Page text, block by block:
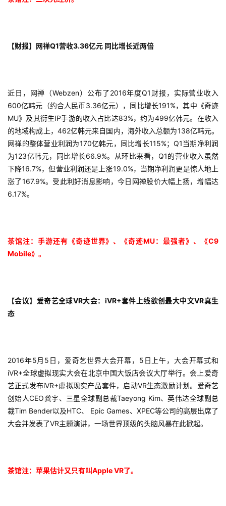
首
游
茶
原
创
界
戏
游
戏
休
闲
游
0
【财报】网禅Q1营收3.36亿元 同比增长近两倍
近日，网禅（Webzen）公布了2016年度Q1财报，实际营业收入
600亿韩元（约合人民币3.36亿元），同比增长191%，其中《奇迹
MU》及其衍生IP手游的收入占比达83%，约为499亿韩元。在收入
的地域构成上，462亿韩元来自国内，海外收入总额为138亿韩元。
网禅的整体营业利润为170亿韩元，同比增长115%；Q1当期净利润
为123亿韩元，同比增长66.9%。从环比来看，Q1的营业收入虽然
下降16.7%，但营业利润还是上涨19.0%，当期净利润更是惊人地上
涨了167.9%。受此利好消息影响，今日网禅股价大幅上扬，增幅达
6.17%。
茶馆注：手游还有《奇迹世界》、《奇迹MU：最强者》、《C9
Mobile》。
【会议】爱奇艺全球VR大会：iVR+套件上线欲创最大中文VR真生
态
2016年5月5日，爱奇艺世界大会开幕，5日上午，大会开幕式和
iVR+全球虚拟现实大会在北京中国大饭店会议大厅举行。会上爱奇
艺正式发布iVR+虚拟现实产品套件，启动VR生态激励计划。爱奇艺
创始人CEO龚宇、三星全球副总裁Taeyong Kim、英伟达全球副总
裁Tim Bender以及HTC、 Epic Games、XPEC等公司的高层出席了
大会并发表了VR主题演讲，一场世界顶级的头脑风暴在此掀起。
茶馆注：苹果估计又只有叫Apple VR了。